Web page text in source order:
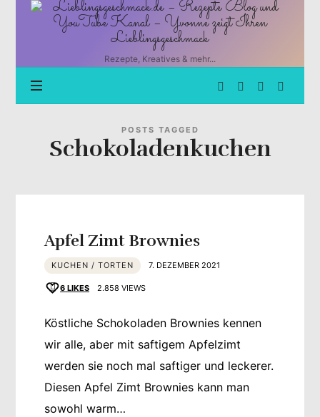
Lieblingsgeschmack.de
Rezepte
und
YouTube
Kanal
Ihren
Rezepte, Kreatives & mehr...
POSTS TAGGED
Schokoladenkuchen
Apfel Zimt Brownies
KUCHEN / TORTEN 7. DEZEMBER 2021
6 LIKES 2.858 VIEWS
Köstliche Schokoladen Brownies kennen
wir alle, aber mit saftigem Apfelzimt
werden sie noch mal saftiger und leckerer.
Diesen Apfel Zimt Brownies kann man
sowohl warm…